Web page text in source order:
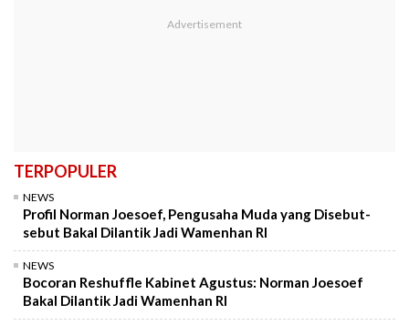
TERPOPULER
NEWS
Profil Norman Joesoef, Pengusaha Muda yang Disebut-
sebut Bakal Dilantik Jadi Wamenhan RI
NEWS
Bocoran Reshuffle Kabinet Agustus: Norman Joesoef
Bakal Dilantik Jadi Wamenhan RI